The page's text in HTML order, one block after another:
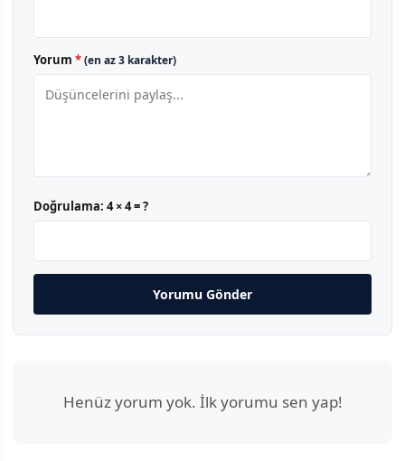
Yorum *(en az 3 karakter)
Doğrulama: 4 × 4 = ?
Yorumu Gönder
Henüz yorum yok. İlk yorumu sen yap!